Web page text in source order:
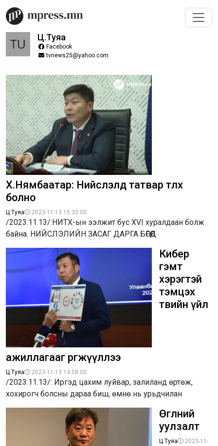
Ц.Туяа
Facebook
tvnews25@yahoo.com
Х.Нямбаатар: Нийслэлд татвар төлөх
болно
Ц.Туяа 2023-11-13 15:35:00
/2023.11.13/:НИТХ-ын ээлжит бус XVI хуралдаан болж
байна. НИЙСЛЭЛИЙН ЗАСАГ ДАРГА БӨГӨӨД
Кибер
гэмт
хэрэгтэй
тэмцэх
төвийн үйл
ажиллагааг өргөжүүллээ
Ц.Туяа 2023-11-13 14:58:00
/2023.11.13/: Иргэд цахим луйвар, залиланд өртөж,
хохирогч болсны дараа биш, өмнө нь урьдчилан
Өглөөний
уулзалт
Ц.Туяа
2023-11-